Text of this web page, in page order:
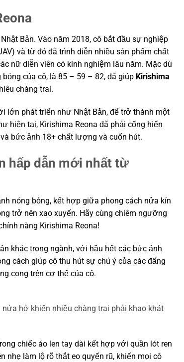
Bản. Vào năm 2018, cô bắt đầu sự nghiệp
và từ đó đã trình diễn nhiều sản phẩm chất
nữ diễn viên có kinh nghiệm lâu năm. Mặc dù
của cô, là 85 – 59 – 82, đã giúp Kirishima
chàng trai.
lớn phát triển như Nhật Bản, để trở thành một
hiện tại, Kirishima Reona đã phải cống hiến
bức ảnh 18+ chất lượng và cuốn hút.
hấp dẫn mới nhất từ
nóng bỏng, kết hợp giữa phong cách nửa kín
trở nên xao xuyến. Hãy cùng chiêm ngưỡng
nàng Kirishima Reona!
khác trong ngành, với hầu hết các bức ảnh
cách giúp cô thu hút sự chú ý của các đấng
cong trên cơ thể của cô.
hở khiến nhiều chàng trai phải khao khát
chiếc áo len tay dài kết hợp với quần lót ren
nhẹ làm lộ rõ thắt eo quyến rũ, khiến mọi cô